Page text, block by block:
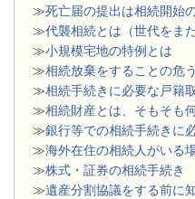
≫死亡届の提出は相続開始
≫代襲相続とは（世代をま
≫小規模宅地の特例とは
≫相続放棄をすることの危
≫相続手続きに必要な戸籍
≫相続財産とは、そもそも
≫銀行等での相続手続きに
​≫海外在住の相続人がいる
≫株式・証券の相続手続き
≫遺産分割協議をする前に